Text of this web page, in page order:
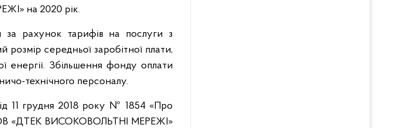
на 2020 рік.
за рахунок тарифів на послуги з
середньої заробітної плати,
енергії. Збільшення фонду оплати
технічного персоналу.
11 грудня 2018 року № 1854 «Про
ТОВ «ДТЕК ВИСОКОВОЛЬТНІ МЕРЕЖІ»